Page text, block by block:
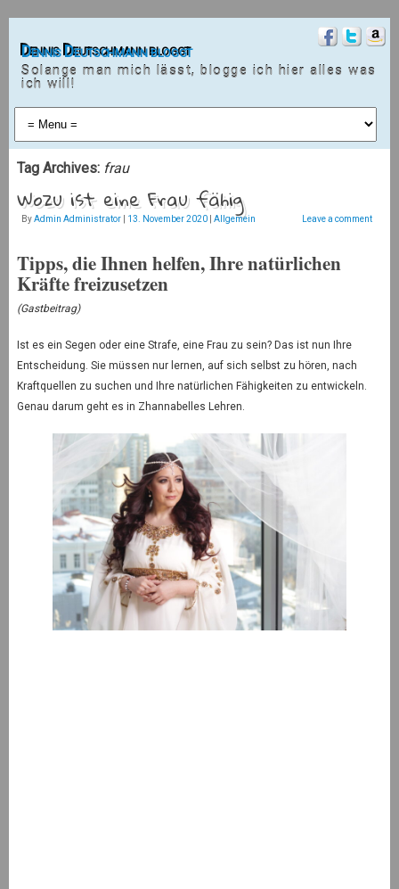
Dennis Deutschmann bloggt
Solange man mich lässt, blogge ich hier alles was
ich will!
Tag Archives: frau
Wozu ist eine Frau fähig
ByAdmin Administrator 13. November 2020 Allgemein Leave a comment
Tipps, die Ihnen helfen, Ihre natürlichen
Kräfte freizusetzen
(Gastbeitrag)
Ist es ein Segen oder eine Strafe, eine Frau zu sein? Das ist nun Ihre
Entscheidung. Sie müssen nur lernen, auf sich selbst zu hören, nach
Kraftquellen zu suchen und Ihre natürlichen Fähigkeiten zu entwickeln.
Genau darum geht es in Zhannabelles Lehren.